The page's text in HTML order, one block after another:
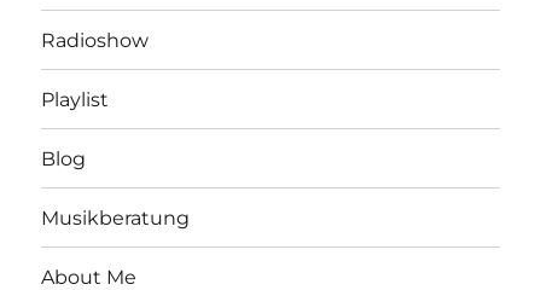
Radioshow
Playlist
Blog
Musikberatung
About Me